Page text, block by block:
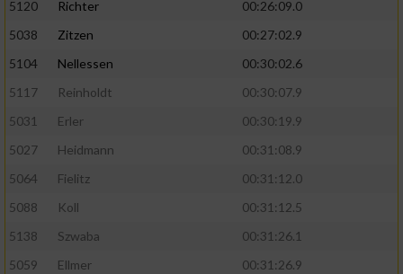
5120
Richter
00:26:09.0
5038
Zitzen
00:27:02.9
5104
Nellessen
00:30:02.6
5117
Reinholdt
00:30:07.9
5031
Erler
00:30:19.9
5027
Heidmann
00:31:08.9
5064
Fielitz
00:31:12.0
5088
Koll
00:31:12.5
5138
Szwaba
00:31:26.1
5059
Ellmer
00:31:26.9